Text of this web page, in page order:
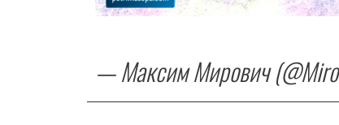
— Максим Мирович